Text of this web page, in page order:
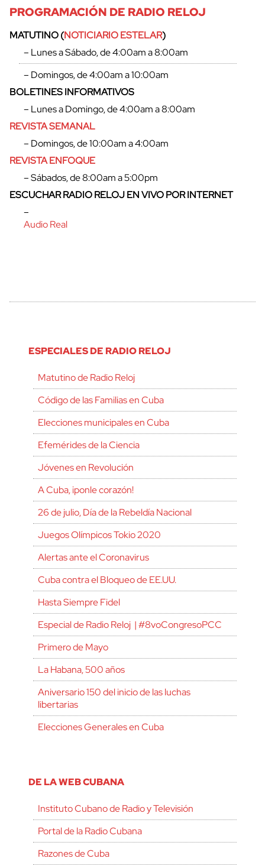
cerrar
PROGRAMACIÓN DE RADIO RELOJ
MATUTINO (NOTICIARIO ESTELAR)
– Lunes a Sábado, de 4:00am a 8:00am
– Domingos, de 4:00am a 10:00am
BOLETINES INFORMATIVOS
– Lunes a Domingo, de 4:00am a 8:00am
REVISTA SEMANAL
– Domingos, de 10:00am a 4:00am
REVISTA ENFOQUE
– Sábados, de 8:00am a 5:00pm
ESCUCHAR RADIO RELOJ EN VIVO POR INTERNET
–
Audio Real
ESPECIALES DE RADIO RELOJ
Matutino de Radio Reloj
Código de las Familias en Cuba
Elecciones municipales en Cuba
Efemérides de la Ciencia
Jóvenes en Revolución
A Cuba, ¡ponle corazón!
26 de julio, Día de la Rebeldía Nacional
Juegos Olímpicos Tokio 2020
Alertas ante el Coronavirus
Cuba contra el Bloqueo de EE.UU.
Hasta Siempre Fidel
Especial de Radio Reloj | #8voCongresoPCC
Primero de Mayo
La Habana, 500 años
Aniversario 150 del inicio de las luchas
libertarias
Elecciones Generales en Cuba
DE LA WEB CUBANA
Instituto Cubano de Radio y Televisión
Portal de la Radio Cubana
Razones de Cuba